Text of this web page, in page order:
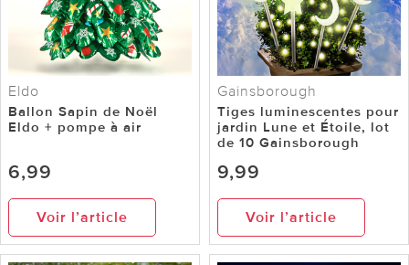
Eldo
Ballon Sapin de Noël
Eldo + pompe à air
6,99
Voir l’article
Gainsborough
Tiges luminescentes pour
jardin Lune et Étoile, lot
de 10 Gainsborough
9,99
Voir l’article